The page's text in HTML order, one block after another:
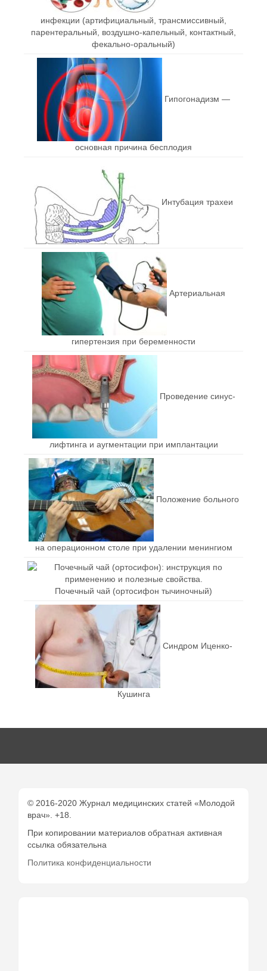
инфекции (артифициальный, трансмиссивный,
парентеральный, воздушно-капельный, контактный,
фекально-оральный)
Гипогонадизм —
основная причина бесплодия
Интубация трахеи
Артериальная
гипертензия при беременности
Проведение синус-
лифтинга и аугментации при имплантации
Положение больного
на операционном столе при удалении менингиом
Почечный чай (ортосифон тычиночный)
Синдром Иценко-
Кушинга
© 2016-2020 Журнал медицинских статей «Молодой
врач». +18.
При копировании материалов обратная активная
ссылка обязательна
Политика конфиденциальности